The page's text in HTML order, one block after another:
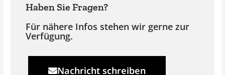
Haben Sie Fragen?
Für nähere Infos stehen wir gerne zur
Verfügung.
Nachricht schreiben